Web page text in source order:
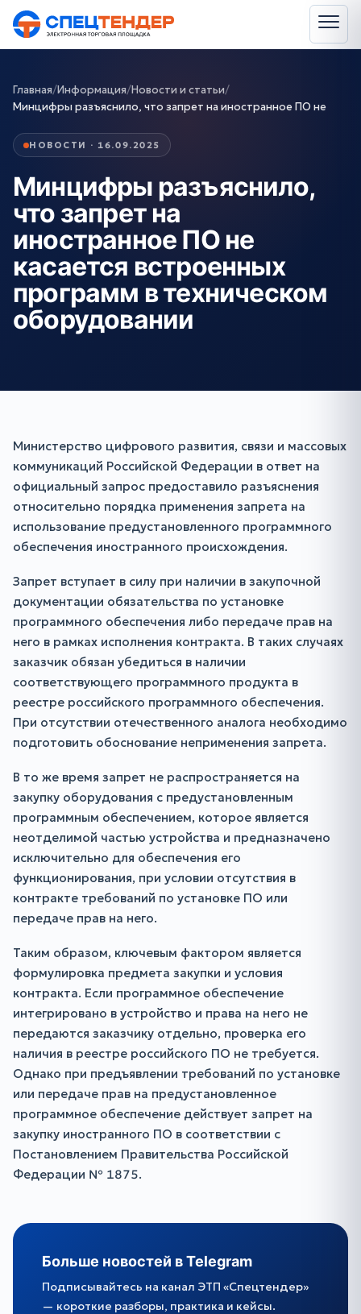
Главная/Информация/Новости и статьи/
Минцифры разъяснило, что запрет на иностранное ПО не
НОВОСТИ · 16.09.2025
Минцифры разъяснило,
что запрет на
иностранное ПО не
касается встроенных
программ в техническом
оборудовании
Министерство цифрового развития, связи и массовых
коммуникаций Российской Федерации в ответ на
официальный запрос предоставило разъяснения
относительно порядка применения запрета на
использование предустановленного программного
обеспечения иностранного происхождения.
Запрет вступает в силу при наличии в закупочной
документации обязательства по установке
программного обеспечения либо передаче прав на
него в рамках исполнения контракта. В таких случаях
заказчик обязан убедиться в наличии
соответствующего программного продукта в
реестре российского программного обеспечения.
При отсутствии отечественного аналога необходимо
подготовить обоснование неприменения запрета.
В то же время запрет не распространяется на
закупку оборудования с предустановленным
программным обеспечением, которое является
неотделимой частью устройства и предназначено
исключительно для обеспечения его
функционирования, при условии отсутствия в
контракте требований по установке ПО или
передаче прав на него.
Таким образом, ключевым фактором является
формулировка предмета закупки и условия
контракта. Если программное обеспечение
интегрировано в устройство и права на него не
передаются заказчику отдельно, проверка его
наличия в реестре российского ПО не требуется.
Однако при предъявлении требований по установке
или передаче прав на предустановленное
программное обеспечение действует запрет на
закупку иностранного ПО в соответствии с
Постановлением Правительства Российской
Федерации № 1875.
Больше новостей в Telegram
Подписывайтесь на канал ЭТП «Спецтендер»
— короткие разборы, практика и кейсы.